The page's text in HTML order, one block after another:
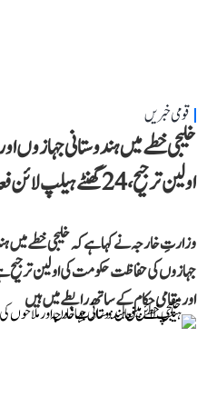
قومی خبریں
خلیجی خطے میں ہندوستانی
اولین ترجیح، 24 گھنٹے ہیلپ لائن فعال: وزارتِ خارجہ
وزارتِ خارجہ نے کہا ہے کہ خلیجی خطے میں
اور مقامی حکام کے ساتھ رابطے میں ہیں